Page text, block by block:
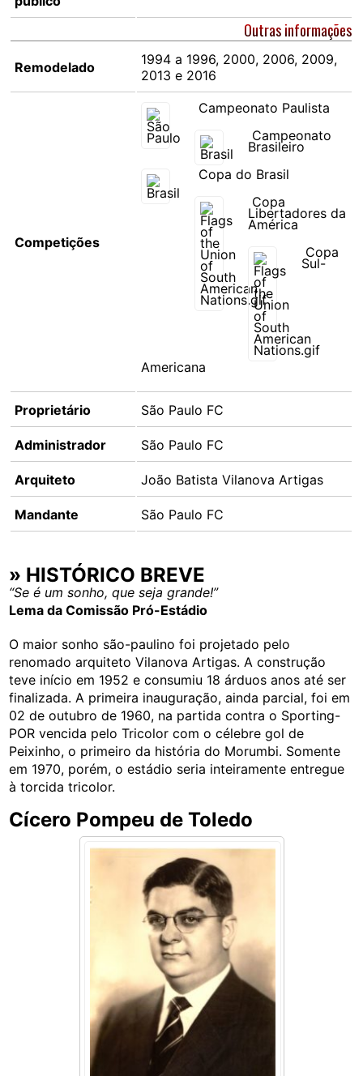
Outras informações
Remodelado
1994 a 1996, 2000, 2006, 2009,
2013 e 2016
Competições
Campeonato Paulista
Campeonato
Brasileiro
Copa do Brasil
Copa
Libertadores da
América
Copa
Sul-
Americana
Proprietário São Paulo FC
Administrador São Paulo FC
Arquiteto João Batista Vilanova Artigas
Mandante São Paulo FC
» HISTÓRICO BREVE
“Se é um sonho, que seja grande!”
Lema da Comissão Pró-Estádio
O maior sonho são-paulino foi projetado pelo
renomado arquiteto Vilanova Artigas. A construção
teve início em 1952 e consumiu 18 árduos anos até ser
finalizada. A primeira inauguração, ainda parcial, foi em
02 de outubro de 1960, na partida contra o Sporting-
POR vencida pelo Tricolor com o célebre gol de
Peixinho, o primeiro da história do Morumbi. Somente
em 1970, porém, o estádio seria inteiramente entregue
à torcida tricolor.
Cícero Pompeu de Toledo